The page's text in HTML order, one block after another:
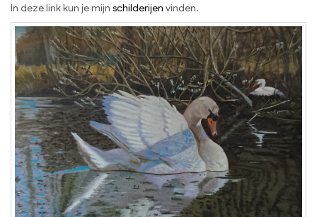
In deze link kun je mijn schilderijen vinden.